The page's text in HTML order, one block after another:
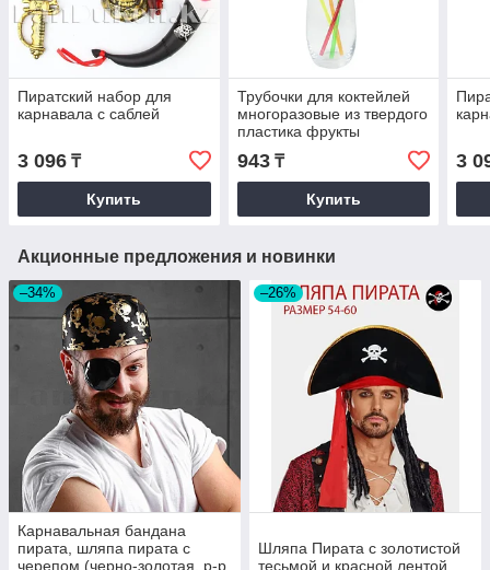
Пиратский набор для
карнавала с саблей
3 096 ₸
Купить
Трубочки для коктейлей
многоразовые из твердого
пластика фрукты
943₸
Купить
3
Акционные предложения и новинки
–34%
Карнавальная бандана
пирата, шляпа пирата с
черепом (черно-золотая, р-р
–26%
Шляпа Пирата с золотистой
тесьмой и красной лентой